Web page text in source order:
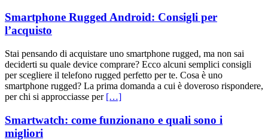
Smartphone Rugged Android: Consigli per
l’acquisto
Stai pensando di acquistare uno smartphone rugged, ma non sai
deciderti su quale device comprare? Ecco alcuni semplici consigli
per scegliere il telefono rugged perfetto per te. Cosa è uno
smartphone rugged? La prima domanda a cui è doveroso rispondere,
per chi si approcciasse per […]
Smartwatch: come funzionano e quali sono i
migliori